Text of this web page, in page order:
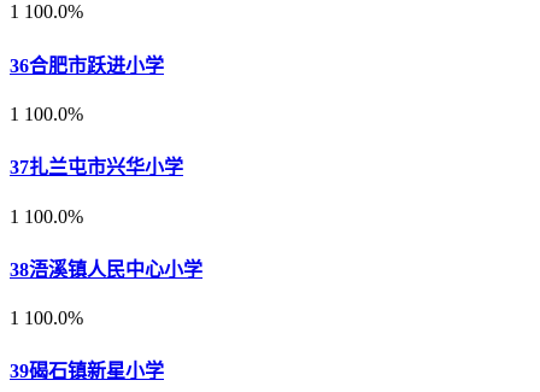
1 100.0%
36合肥市跃进小学
1 100.0%
37扎兰屯市兴华小学
1 100.0%
38浯溪镇人民中心小学
1 100.0%
39碣石镇新星小学